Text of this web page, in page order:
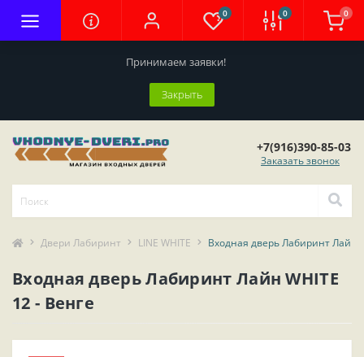
Принимаем заявки!
Закрыть
0 0 0
+7(916)390-85-03
Заказать звонок
Двери Лабиринт LINE WHITE Входная дверь Лабиринт Лайн
Входная дверь Лабиринт Лайн WHITE
12 - Венге